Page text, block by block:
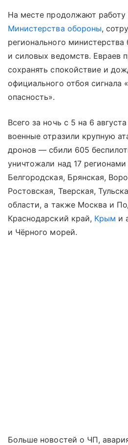
На месте продолжают работу
Министерства обороны,
регионального министерства
и силовых ведомств. Евраев
сохранять спокойствие и
официального отбоя сигнала
опасность».
Всего за ночь с 5 на 6
военные отразили крупную
дронов — сбили 605
уничтожали над 17
Белгородская, Брянская,
Ростовская, Тверская,
области, а также Москва и
Краснодарский край, Крым и
и Чёрного морей.
Больше новостей о ЧП,